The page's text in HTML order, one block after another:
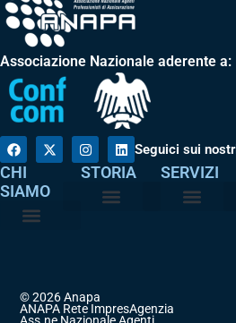
Associazione Nazionale aderente a:
Seguici sui
CHI
SIAMO
STORIA SERVIZI
© 2026 Anapa
ANAPA Rete ImpresAgenzia